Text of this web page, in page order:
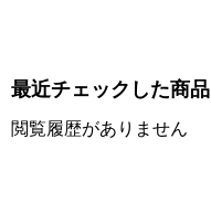
最近チェックした商品
閲覧履歴がありません